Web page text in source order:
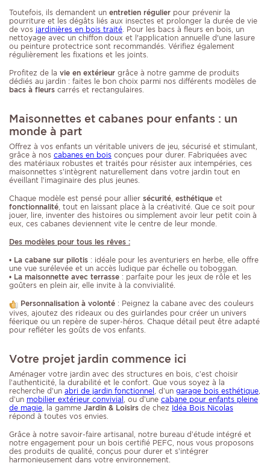
Toutefois, ils demandent un entretien régulier pour prévenir la
pourriture et les dégâts liés aux insectes et prolonger la durée de vie
de vos jardinières en bois traité. Pour les bacs à fleurs en bois, un
nettoyage avec un chiffon doux et l'application annuelle d'une lasure
ou peinture protectrice sont recommandés. Vérifiez également
régulièrement les fixations et les joints.
Profitez de la vie en extérieur grâce à notre gamme de produits
dédiés au jardin : faites le bon choix parmi nos différents modèles de
bacs à fleurs carrés et rectangulaires.
Maisonnettes et cabanes pour enfants : un
monde à part
Offrez à vos enfants un véritable univers de jeu, sécurisé et stimulant,
grâce à nos cabanes en bois conçues pour durer. Fabriquées avec
des matériaux robustes et traités pour résister aux intempéries, ces
maisonnettes s’intègrent naturellement dans votre jardin tout en
éveillant l’imaginaire des plus jeunes.
Chaque modèle est pensé pour allier sécurité, esthétique et
fonctionnalité, tout en laissant place à la créativité. Que ce soit pour
jouer, lire, inventer des histoires ou simplement avoir leur petit coin à
eux, ces cabanes deviennent vite le centre de leur monde.
Des modèles pour tous les rêves :
• La cabane sur pilotis : idéale pour les aventuriers en herbe, elle offre
une vue surélevée et un accès ludique par échelle ou toboggan.
• La maisonnette avec terrasse : parfaite pour les jeux de rôle et les
goûters en plein air, elle invite à la convivialité.
Personnalisation à volonté : Peignez la cabane avec des couleurs
vives, ajoutez des rideaux ou des guirlandes pour créer un univers
féerique ou un repère de super-héros. Chaque détail peut être adapté
pour refléter les goûts de vos enfants.
Votre projet jardin commence ici
Aménager votre jardin avec des structures en bois, c’est choisir
l’authenticité, la durabilité et le confort. Que vous soyez à la
recherche d’un abri de jardin fonctionnel , d’un garage bois esthétique
d’un mobilier extérieur convivial , ou d’une cabane pour enfants pleine
de magie , la gamme Jardin & Loisirs de chez Idéa Bois Nicolas
répond à toutes vos envies.
Grâce à notre savoir-faire artisanal, notre bureau d’étude intégré et
notre engagement pour un bois certifié PEFC, nous vous proposons
des produits de qualité, conçus pour durer et s’intégrer
harmonieusement dans votre environnement.